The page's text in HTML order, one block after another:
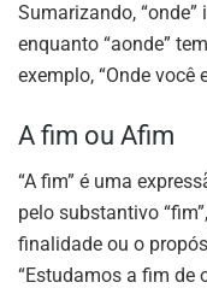
Sumarizando,
enquanto “aonde”
exemplo, “Onde você
A fim ou Afim
“A fim” é uma
pelo substantivo
finalidade ou o
“Estudamos a fim de